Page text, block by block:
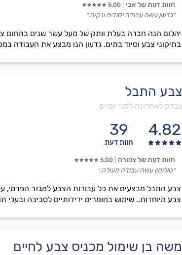
יהלום הנה חברה בעלת וותק של מעל עשר שנים בתחום
בתיקוני צבע וסיוד בתים. גדעון הנו מבצע את העבודה
חוות דעת של אבי 5.00
״גדעון עשה עבודה יסודית ונקיה.״
צבע התבל
נבדק לאחרונה לפני יומיים
4.82
39
חוות דעת
צבע התבל מבצעים את כל עבודות הצבע למגזר הפרטי,
צבע מיוחדות.. שימוש בחומרים ידידותיים לסביבה
חוות דעת של צפורה 5.00
״סולומון עשה עבודה מעולה.״
משה בן שימול מכניס צבע לחיים